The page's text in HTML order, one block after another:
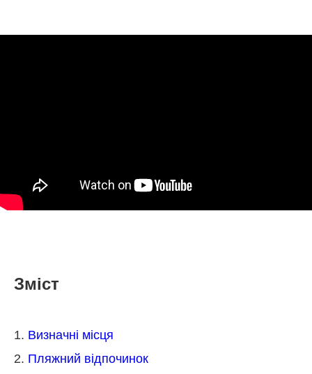
Зміст
1. Визначні місця
2. Пляжний відпочинок